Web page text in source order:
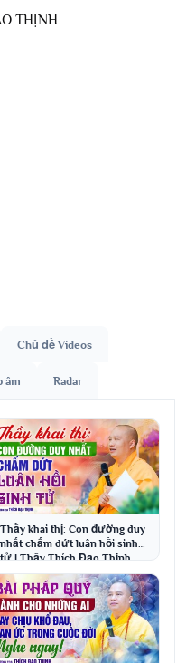
THỊNH
Chủ đề Videos
âm Radar
Thầy khai thị: Con đường duy
nhất chấm dứt luân hồi sinh
tử | Thầy Thích Đạo Thịnh